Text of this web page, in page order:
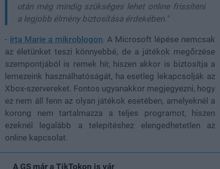
után még mindig szükséges lehet online frissíteni
a legjobb élmény biztosítása érdekében."
- írta Marie a mikroblogon. A Microsoft lépése nemcsak
az életünket teszi könnyebbé, de a játékok megőrzése
szempontjából is remek hír, hiszen akkor is biztosítja a
lemezeink használhatóságát, ha esetleg lekapcsolják az
Xbox-szervereket. Fontos ugyanakkor megjegyezni, hogy
ez nem áll fenn az olyan játékok esetében, amelyeknél a
korong nem tartalmazza a teljes programot, hiszen
ezeknél legalább a telepítéshez elengedhetetlen az
online kapcsolat.
A GS már a TikTokon is vár